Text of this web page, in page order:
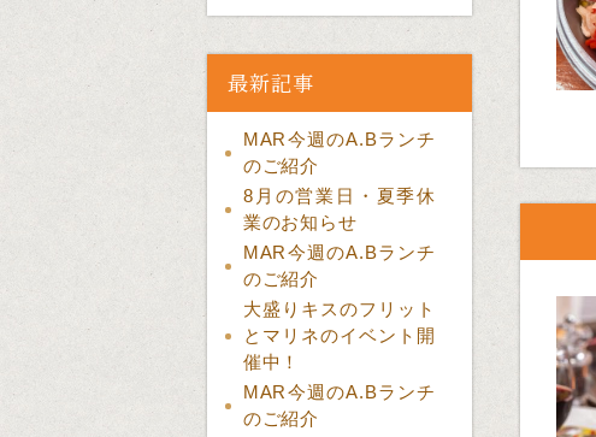
最新記事
MAR今週のA.Bランチ
のご紹介
8月の営業日・夏季休
業のお知らせ
MAR今週のA.Bランチ
のご紹介
大盛りキスのフリット
とマリネのイベント開
催中！
MAR今週のA.Bランチ
のご紹介